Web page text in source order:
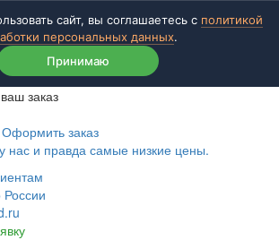
сайт, вы соглашаетесь с политикой
персональных данных.
Принимаю
заказ
Оформить заказ
нас и правда самые низкие цены.
России